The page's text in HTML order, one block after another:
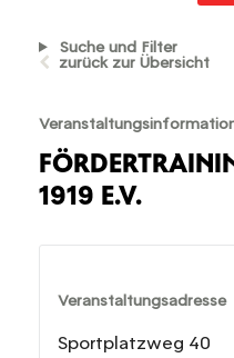
Suche und Filter
zurück zur Übersicht
1919 E.V.
Veranstaltungsadresse
Sportplatzweg 40